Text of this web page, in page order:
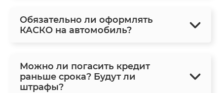
Обязательно ли оформлять
КАСКО на автомобиль?
Можно ли погасить кредит
раньше срока? Будут ли
штрафы?